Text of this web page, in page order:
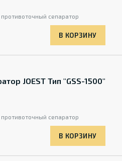
сепаратор
В КОРЗИНУ
JOEST Тип "GSS-1500"
сепаратор
В КОРЗИНУ